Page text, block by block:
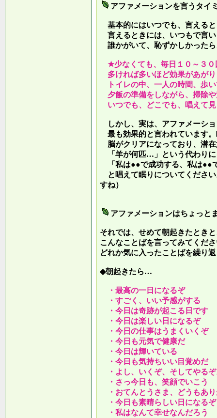
アファメーションを言うタイ
基本的にはいつでも、言える
言えるときには、いつもで言
誰かがいて、恥ずかしかった
★少なくても、毎日１０～３０
多ければ多いほど効果があが
トイレの中、一人の時間、歩
夕飯の準備をしながら、掃除
いつでも、どこでも、唱えて
しかし、実は、アファメーシ
最も効果的と言われています
脳がクリアになっており、潜
「羊が何匹…」という代わりに
「私は●●で成功する、私は●●
と唱えて眠りについてくださ
すね）
アファメーションはちょっと
それでは、せめて朝起きたとき
こんなことばを言ってみてくだ
どれか気に入ったことばを繰り
◆朝起きたら…
・最高の一日になるぞ
・すごく、いい予感がする
・今日は奇跡が起こる日です
・今日は楽しい日になるぞ
・今日の仕事はうまくいくぞ
・今日も元気で健康だ
・今日は輝いている
・今日も気持ちいい目覚めだ
・よし、いくぞ、そしてやる
・さっ今日も、笑顔でいこう
・おてんとうさま、どうもあ
・今日も素晴らしい日になるぞ
・私はなんて幸せなんだろう